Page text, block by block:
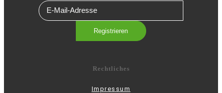
Rechtliches
Impressum